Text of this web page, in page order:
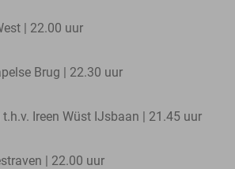
| 22.00 uur
Brug | 22.30 uur
Ireen Wüst IJsbaan | 21.45 uur
| 22.00 uur